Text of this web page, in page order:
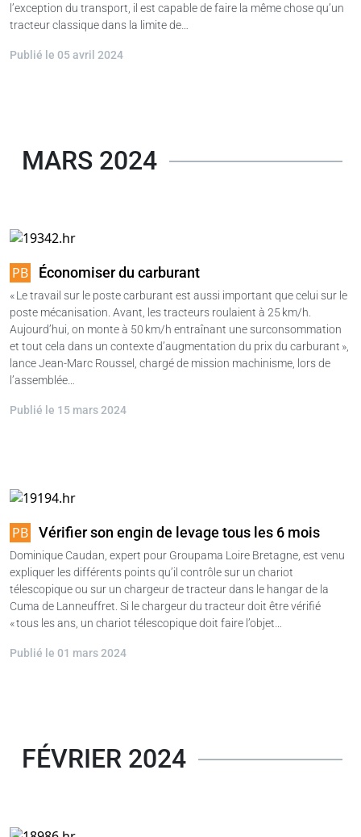
l’exception du transport, il est capable de faire la même chose qu’un
tracteur classique dans la limite de…
Publié le 05 avril 2024
MARS 2024
Économiser du carburant
« Le travail sur le poste carburant est aussi important que celui sur le
poste mécanisation. Avant, les tracteurs roulaient à 25 km/h.
Aujourd’hui, on monte à 50 km/h entraînant une surconsommation
et tout cela dans un contexte d’augmentation du prix du carburant »,
lance Jean-Marc Roussel, chargé de mission machinisme, lors de
l’assemblée…
Publié le 15 mars 2024
Vérifier son engin de levage tous les 6 mois
Dominique Caudan, expert pour Groupama Loire Bretagne, est venu
expliquer les différents points qu’il contrôle sur un chariot
télescopique ou sur un chargeur de tracteur dans le hangar de la
Cuma de Lanneuffret. Si le chargeur du tracteur doit être vérifié
« tous les ans, un chariot télescopique doit faire l’objet…
Publié le 01 mars 2024
FÉVRIER 2024